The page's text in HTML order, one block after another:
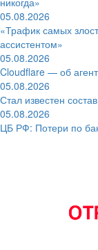
05.08.2026
«Трафик самых
ассистентом»
05.08.2026
Cloudflare — об
05.08.2026
Стал известен
05.08.2026
ЦБ РФ: Потери по